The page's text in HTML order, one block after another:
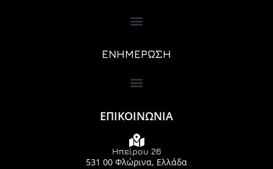
ΕΝΗΜΕΡΩΣΗ
ΕΠΙΚΟΙΝΩΝΙΑ
Ηπείρου 26
531 00 Φλώρινα, Ελλάδα